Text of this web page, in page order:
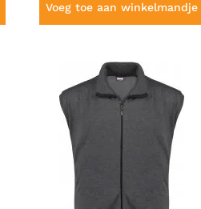
Voeg toe aan winkelmandje